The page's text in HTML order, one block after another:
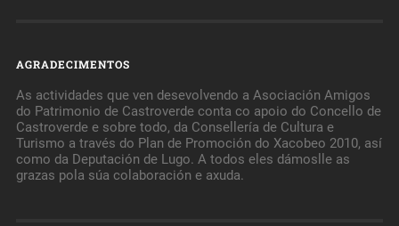
AGRADECIMENTOS
As actividades que ven desevolvendo a Asociación Amigos
do Patrimonio de Castroverde conta co apoio do Concello de
Castroverde e sobre todo, da Consellería de Cultura e
Turismo a través do Plan de Promoción do Xacobeo 2010, así
como da Deputación de Lugo. A todos eles dámoslle as
grazas pola súa colaboración e axuda.